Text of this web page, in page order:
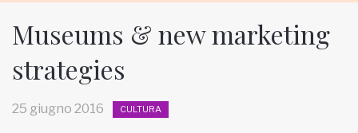
HOME
Museums & new marketing
strategies
25 giugno 2016 CULTURA